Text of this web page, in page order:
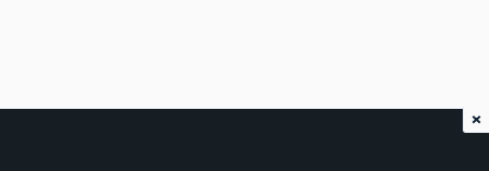
×